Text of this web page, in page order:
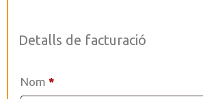
Detalls de facturació
Nom *